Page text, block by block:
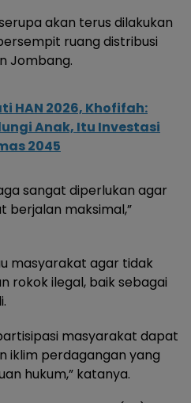
akan terus dilakukan
ruang distribusi
Jombang.
HAN 2026, Khofifah:
Anak, Itu Investasi
2045
sangat diperlukan agar
berjalan maksimal,”
masyarakat agar tidak
rokok ilegal, baik sebagai
masyarakat dapat
iklim perdagangan yang
hukum,” katanya.